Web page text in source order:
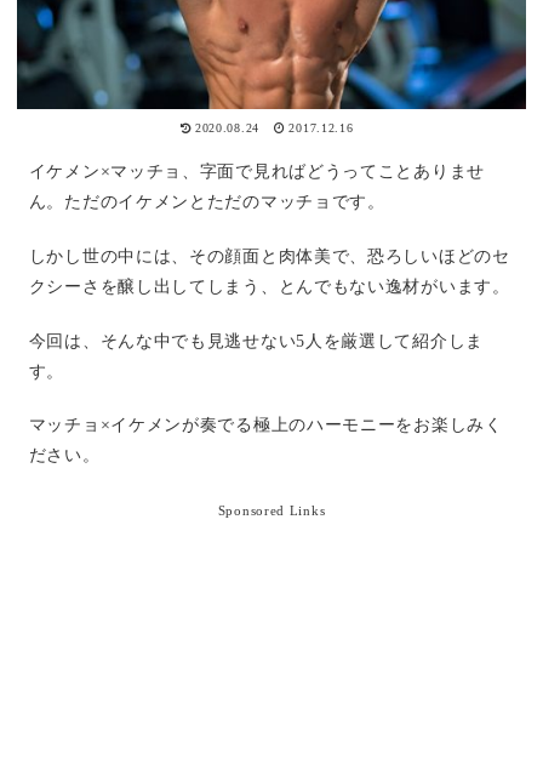
2020.08.24 2017.12.16
イケメン×マッチョ、字面で見ればどうってことありませ
ん。ただのイケメンとただのマッチョです。
しかし世の中には、その顔面と肉体美で、恐ろしいほどのセ
クシーさを醸し出してしまう、とんでもない逸材がいます。
今回は、そんな中でも見逃せない5人を厳選して紹介しま
す。
マッチョ×イケメンが奏でる極上のハーモニーをお楽しみく
ださい。
Sponsored Links